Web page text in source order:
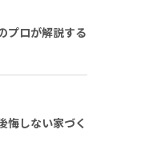
プロが解説する
悔しない家づく